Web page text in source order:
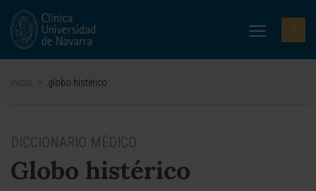
Inicio > globo histérico
DICCIONARIO MÉDICO
Globo histérico